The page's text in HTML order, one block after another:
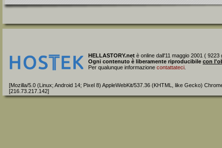
HELLASTORY.net è online dall'11 maggio 2001 ( 9223
Ogni contenuto è liberamente riproducibile con
Per qualunque informazione contattateci.
[Mozilla/5.0 (Linux; Android 14; Pixel 8) AppleWebKit/537.36 (KHTML, like Gecko)
[216.73.217.142]